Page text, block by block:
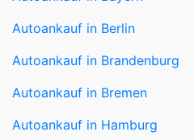
Autoankauf in Berlin
Autoankauf in Brandenburg
Autoankauf in Bremen
Autoankauf in Hamburg